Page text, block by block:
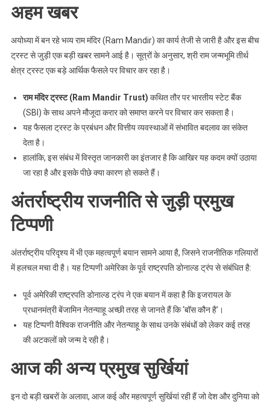
अहम खबर
अयोध्या में बन रहे भव्य राम मंदिर (Ram Mandir) का कार्य तेजी से जारी है और इस बीच
ट्रस्ट से जुड़ी एक बड़ी खबर सामने आई है। सूत्रों के अनुसार, श्री राम जन्मभूमि तीर्थ
क्षेत्र ट्रस्ट एक बड़े आर्थिक फैसले पर विचार कर रहा है।
राम मंदिर ट्रस्ट (Ram Mandir Trust) कथित तौर पर भारतीय स्टेट बैंक
(SBI) के साथ अपने मौजूदा करार को समाप्त करने पर विचार कर सकता है।
यह फैसला ट्रस्ट के प्रबंधन और वित्तीय व्यवस्थाओं में संभावित बदलाव का संकेत
देता है।
हालांकि, इस संबंध में विस्तृत जानकारी का इंतजार है कि आखिर यह कदम क्यों उठाया
जा रहा है और इसके पीछे क्या कारण हो सकते हैं।
अंतर्राष्ट्रीय राजनीति से जुड़ी प्रमुख
टिप्पणी
अंतर्राष्ट्रीय परिदृश्य में भी एक महत्वपूर्ण बयान सामने आया है, जिसने राजनीतिक गलियारों
में हलचल मचा दी है। यह टिप्पणी अमेरिका के पूर्व राष्ट्रपति डोनाल्ड ट्रंप से संबंधित है:
पूर्व अमेरिकी राष्ट्रपति डोनाल्ड ट्रंप ने एक बयान में कहा है कि इजरायल के
प्रधानमंत्री बेंजामिन नेतन्याहू अच्छी तरह से जानते हैं कि ‘बॉस कौन है’।
यह टिप्पणी वैश्विक राजनीति और नेतन्याहू के साथ उनके संबंधों को लेकर कई तरह
की अटकलों को जन्म दे रही है।
आज की अन्य प्रमुख सुर्खियां
इन दो बड़ी खबरों के अलावा, आज कई और महत्वपूर्ण सुर्खियां रही हैं जो देश और दुनिया को